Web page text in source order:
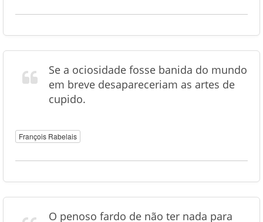
Se a ociosidade fosse banida do mundo
em breve desapareceriam as artes de
cupido.
François Rabelais
O penoso fardo de não ter nada para